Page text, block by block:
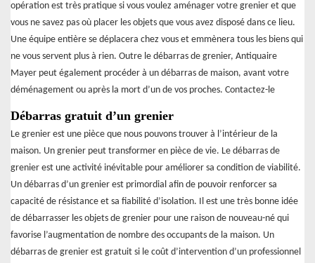
opération est très pratique si vous voulez aménager votre grenier et que
vous ne savez pas où placer les objets que vous avez disposé dans ce lieu.
Une équipe entière se déplacera chez vous et emmènera tous les biens qui
ne vous servent plus à rien. Outre le débarras de grenier, Antiquaire
Mayer peut également procéder à un débarras de maison, avant votre
déménagement ou après la mort d’un de vos proches. Contactez-le
Débarras gratuit d’un grenier
Le grenier est une pièce que nous pouvons trouver à l’intérieur de la
maison. Un grenier peut transformer en pièce de vie. Le débarras de
grenier est une activité inévitable pour améliorer sa condition de viabilité.
Un débarras d’un grenier est primordial afin de pouvoir renforcer sa
capacité de résistance et sa fiabilité d’isolation. Il est une très bonne idée
de débarrasser les objets de grenier pour une raison de nouveau-né qui
favorise l’augmentation de nombre des occupants de la maison. Un
débarras de grenier est gratuit si le coût d’intervention d’un professionnel